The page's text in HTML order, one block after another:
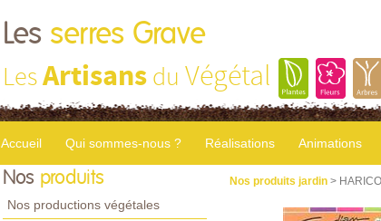
Les serres Grave
LesArtisans du Végétal
Accueil Qui sommes-nous ? Réalisations Animations
Nos produits
Nos productions végétales
Nos produits jardin >